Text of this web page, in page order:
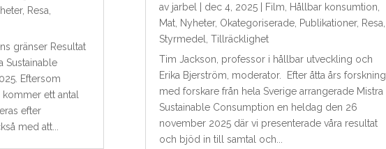
, Resa,
gränser Resultat
Sustainable
Eftersom
ett antal
efter
med att...
av jarbel dec 4, 2025 Film, Hållbar konsumtion,
Mat, Nyheter, Okategoriserade, Publikationer, Resa,
Styrmedel,Tillräcklighet
Tim Jackson, professor i hållbar utveckling och
Erika Bjerström, moderator. Efter åtta års forskning
med forskare från hela Sverige arrangerade Mistra
Sustainable Consumption en heldag den 26
november 2025 där vi presenterade våra resultat
och bjöd in till samtal och...